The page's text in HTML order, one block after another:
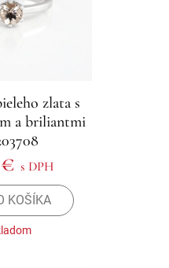
zlata s
a briliantmi
€s DPH
KOŠÍKA